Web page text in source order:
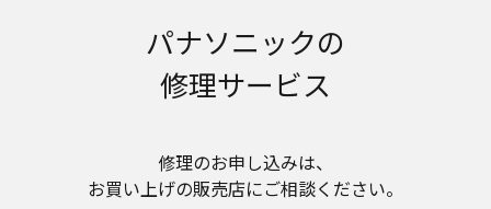
承ください。
お問い合わせ
取扱説明書は、商品をご購入いただいたお客様のため
せにはお応えできない場合がありますことを、ご了承
ください。
パナソニックの
修理サービス
修理のお申し込みは、​
お買い上げの販売店にご相談ください。​